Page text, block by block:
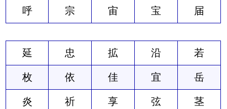
呼 宗 宙 宝 届
延 忠 拡 沿 若
枚 依 佳 宜 岳
炎 祈 享 弦 茎